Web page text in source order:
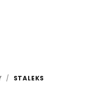
/ STALEKS